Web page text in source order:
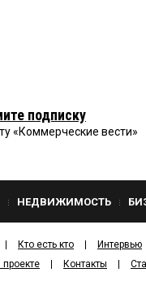
подписку
«Коммерческие вести»
НЕДВИЖИМОСТЬ
Кто есть кто Интервью
проекте Контакты